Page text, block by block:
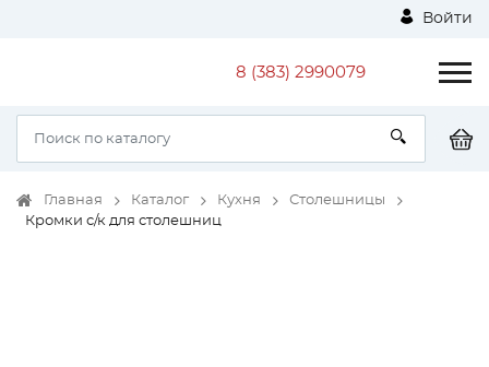
Войти
8 (383) 2990079
Главная Каталог Кухня
Столешницы
Кромки с/к для столешниц